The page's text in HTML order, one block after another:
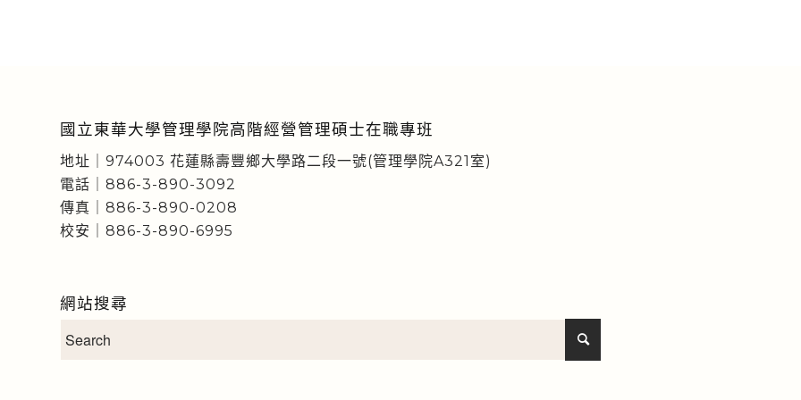
國立東華大學管理學院高階經營管理碩士在職專班
地址｜974003 花蓮縣壽豐鄉大學路二段一號(管理學院A321室)
電話｜886-3-890-3092
傳真｜886-3-890-0208
校安｜886-3-890-6995
網站搜尋